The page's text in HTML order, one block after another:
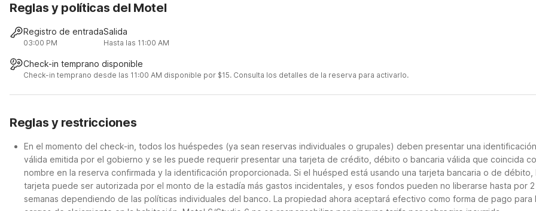
Reglas y políticas del Motel
Registro de entrada
03:00 PM
Salida
Hasta las 11:00 AM
Check-in temprano disponible
Check-in temprano desde las 11:00 AM disponible por $15. Consulta los detalles de la reserva para activarlo.
Reglas y restricciones
En el momento del check-in, todos los huéspedes (ya sean reservas individuales o grupales) deben presentar una identificación
válida emitida por el gobierno y se les puede requerir presentar una tarjeta de crédito, débito o bancaria válida que coincida
nombre en la reserva confirmada y la identificación proporcionada. Si el huésped está usando una tarjeta bancaria o de débito,
tarjeta puede ser autorizada por el monto de la estadía más gastos incidentales, y esos fondos pueden no liberarse hasta por 2
semanas dependiendo de las políticas individuales del banco. La propiedad ahora aceptará efectivo como forma de pago para